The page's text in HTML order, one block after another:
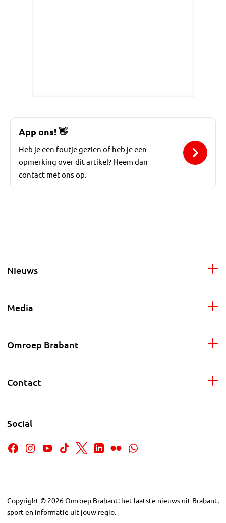
App ons! 👋
Heb je een foutje gezien of heb je een
opmerking over dit artikel? Neem dan
contact met ons op.
Nieuws
Media
Omroep Brabant
Contact
Social
Copyright © 2026Omroep Brabant: het laatste nieuws uit Brabant,
sport en informatie uit jouw regio.